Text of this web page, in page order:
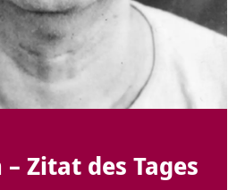
Zitat des Tages